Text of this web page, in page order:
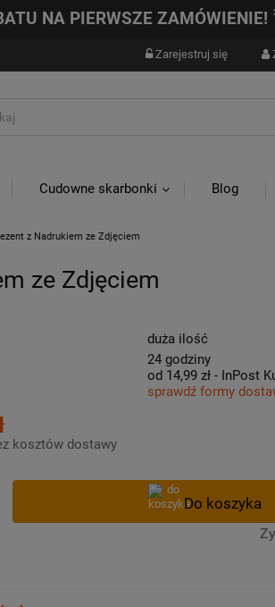
NA PIERWSZE ZAMÓWIENIE!
Zarejestruj się
Cudowne skarbonki Blog
z Nadrukiem ze Zdjęciem
ze Zdjęciem
duża ilość
24 godziny
od 14,99 zł - InPost
sprawdź formy
kosztów dostawy